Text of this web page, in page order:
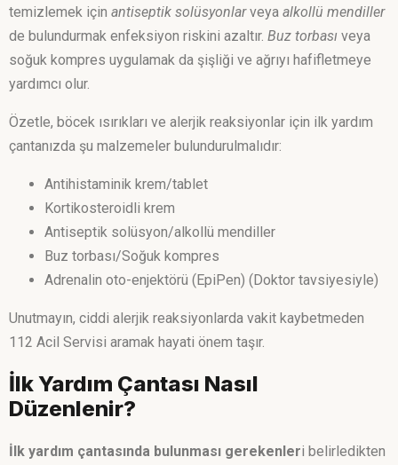
temizlemek için antiseptik solüsyonlarveya alkollü mendiller
de bulundurmak enfeksiyon riskini azaltır. Buz torbası veya
soğuk kompres uygulamak da şişliği ve ağrıyı hafifletmeye
yardımcı olur.
Özetle, böcek ısırıkları ve alerjik reaksiyonlar için ilk yardım
çantanızda şu malzemeler bulundurulmalıdır:
Antihistaminik krem/tablet
Kortikosteroidli krem
Antiseptik solüsyon/alkollü mendiller
Buz torbası/Soğuk kompres
Adrenalin oto-enjektörü (EpiPen) (Doktor tavsiyesiyle)
Unutmayın, ciddi alerjik reaksiyonlarda vakit kaybetmeden
112 Acil Servisi aramak hayati önem taşır.
İlk Yardım Çantası Nasıl
Düzenlenir?
İlk yardım çantasında bulunması gerekenleri belirledikten